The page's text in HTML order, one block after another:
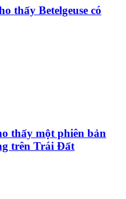
thấy Betelgeuse có
thấy một phiên bản
trên Trái Đất